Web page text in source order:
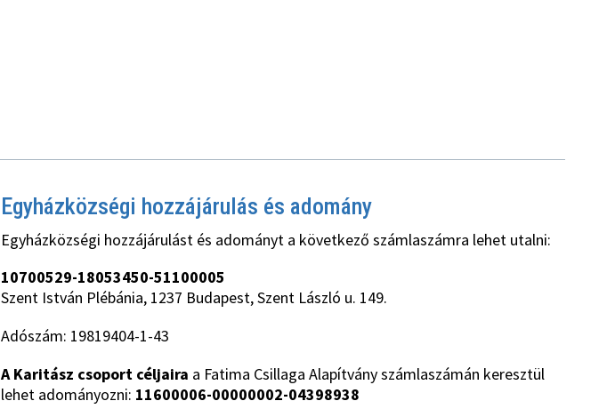
Egyházközségi hozzájárulás és adomány
Egyházközségi hozzájárulást és adományt a következő számlaszámra lehet utalni:
10700529-18053450-51100005
Szent István Plébánia, 1237 Budapest, Szent László u. 149.
Adószám: 19819404-1-43
A Karitász csoport céljaira a Fatima Csillaga Alapítvány számlaszámán keresztül
lehet adományozni: 11600006-00000002-04398938